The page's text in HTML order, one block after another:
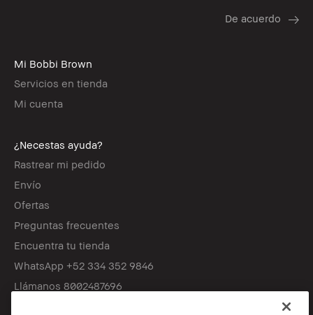
Mi Bobbi Brown
Servicios en tienda
Mi cuenta
¿Necestas ayuda?
Rastrear mi pedido
Envío
Ofertas
Preguntas frecuentes
Encuentra tu tienda
WhatsApp +52 334 352 9846
Llámanos 8002487696